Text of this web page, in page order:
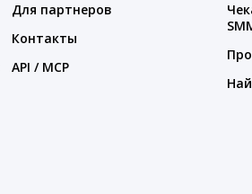
Для партнеров
Контакты
API / MCP